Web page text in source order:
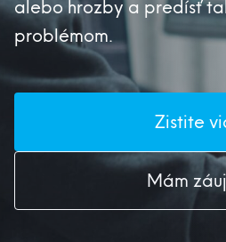
alebo hrozby a predísť
problémom.
Zistite
Mám